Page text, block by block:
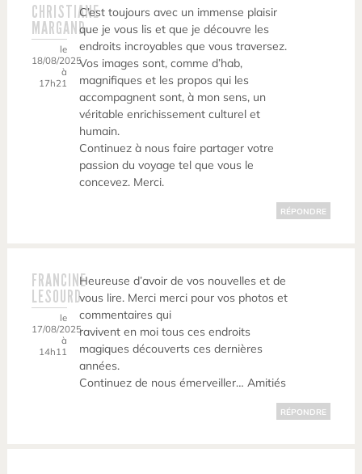
CHRISTIANE
MARGAND
le
18/08/2025
à
17h21
C’est toujours avec un immense plaisir
que je vous lis et que je découvre les
endroits incroyables que vous traversez.
Vos images sont, comme d’hab,
magnifiques et les propos qui les
accompagnent sont, à mon sens, un
véritable enrichissement culturel et
humain.
Continuez à nous faire partager votre
passion du voyage tel que vous le
concevez. Merci.
RÉPONDRE
FRANCINE
LESOURD
le
17/08/2025
à
14h11
Heureuse d’avoir de vos nouvelles et de
vous lire. Merci merci pour vos photos et
commentaires qui
ravivent en moi tous ces endroits
magiques découverts ces dernières
années.
Continuez de nous émerveiller… Amitiés
RÉPONDRE